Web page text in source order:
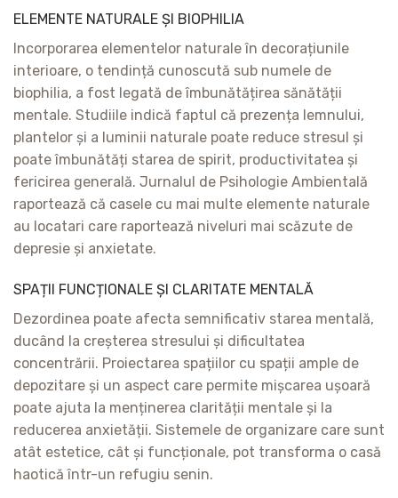
ELEMENTE NATURALE ȘI BIOPHILIA
Incorporarea elementelor naturale în decorațiunile
interioare, o tendință cunoscută sub numele de
biophilia, a fost legată de îmbunătățirea sănătății
mentale. Studiile indică faptul că prezența lemnului,
plantelor și a luminii naturale poate reduce stresul și
poate îmbunătăți starea de spirit, productivitatea și
fericirea generală. Jurnalul de Psihologie Ambientală
raportează că casele cu mai multe elemente naturale
au locatari care raportează niveluri mai scăzute de
depresie și anxietate.
SPAȚII FUNCȚIONALE ȘI CLARITATE MENTALĂ
Dezordinea poate afecta semnificativ starea mentală,
ducând la creșterea stresului și dificultatea
concentrării. Proiectarea spațiilor cu spații ample de
depozitare și un aspect care permite mișcarea ușoară
poate ajuta la menținerea clarității mentale și la
reducerea anxietății. Sistemele de organizare care sunt
atât estetice, cât și funcționale, pot transforma o casă
haotică într-un refugiu senin.